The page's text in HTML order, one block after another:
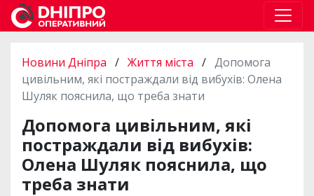
Новини Дніпра / Життя міста / Допомога
цивільним, які постраждали від вибухів: Олена
Шуляк пояснила, що треба знати
Допомога цивільним, які
постраждали від вибухів:
Олена Шуляк пояснила, що
треба знати